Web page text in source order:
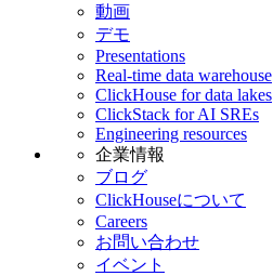
動画
デモ
Presentations
Real-time data warehouse
ClickHouse for data lakes
ClickStack for AI SREs
Engineering resources
企業情報
ブログ
ClickHouseについて
Careers
お問い合わせ
イベント